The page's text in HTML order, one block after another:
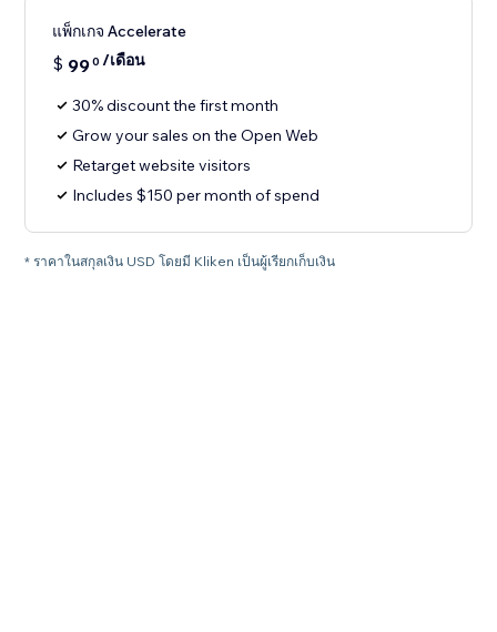
แพ็กเกจ Accelerate
$ 990 /เดือน
30% discount the first month
Grow your sales on the Open Web
Retarget website visitors
Includes $150 per month of spend
* ราคาในสกุลเงิน USD โดยมี Kliken เป็นผู้เรียกเก็บเงิน